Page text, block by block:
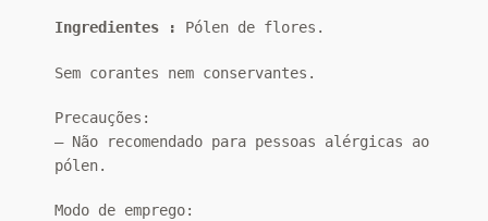
Ingredientes : Pólen de flores.
Sem corantes nem conservantes.
Precauções:
– Não recomendado para pessoas alérgicas ao
pólen.
Modo de emprego: